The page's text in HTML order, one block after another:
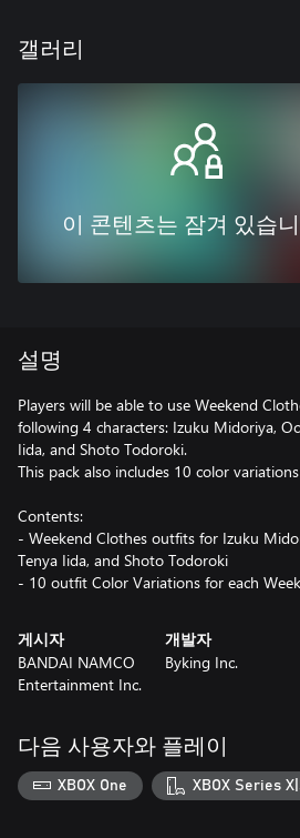
갤러리
이 콘텐츠는 잠겨 있습
설명
Players will be able to use Weekend
following 4 characters: Izuku Midoriya,
Iida, and Shoto Todoroki.
This pack also includes 10 color
Contents:
- Weekend Clothes outfits for Izuku
Tenya Iida, and Shoto Todoroki
- 10 outfit Color Variations for each
게시자
BANDAI NAMCO
Entertainment Inc.
개발자
Byking Inc.
다음 사용자와 플레이
XBOX One XBOX Series